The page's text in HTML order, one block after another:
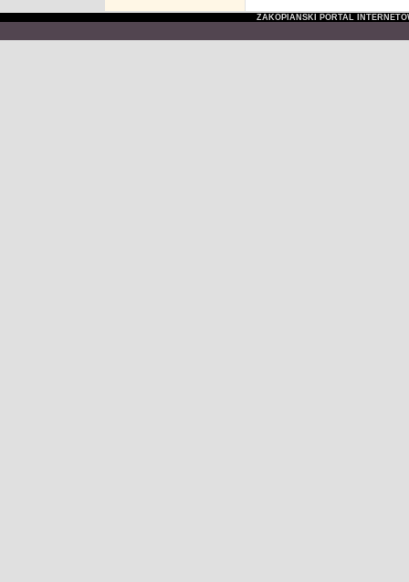
ZAKOPIAŃSKI PORTAL